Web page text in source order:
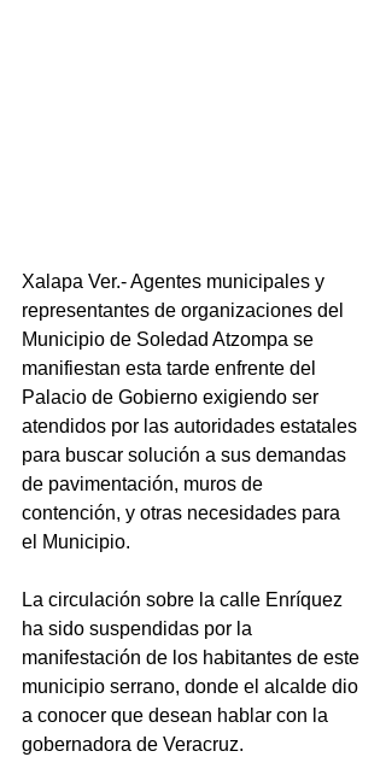
Xalapa Ver.- Agentes municipales y
representantes de organizaciones del
Municipio de Soledad Atzompa se
manifiestan esta tarde enfrente del
Palacio de Gobierno exigiendo ser
atendidos por las autoridades estatales
para buscar solución a sus demandas
de pavimentación, muros de
contención, y otras necesidades para
el Municipio.
La circulación sobre la calle Enríquez
ha sido suspendidas por la
manifestación de los habitantes de este
municipio serrano, donde el alcalde dio
a conocer que desean hablar con la
gobernadora de Veracruz.